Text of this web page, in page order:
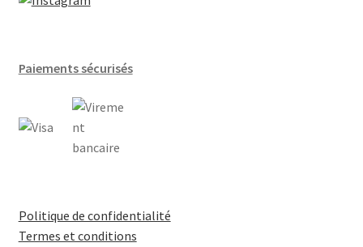
Thermostats d’ambiance
Paiements sécurisés
Politique de confidentialité
Termes et conditions